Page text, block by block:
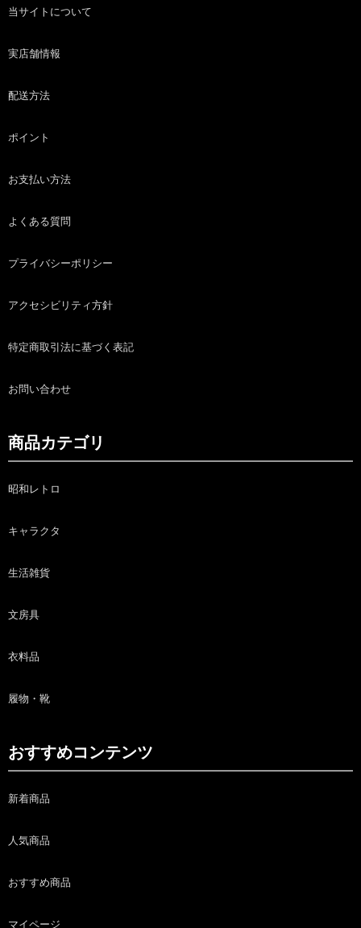
当サイトについて
実店舗情報
配送方法
ポイント
お支払い方法
よくある質問
プライバシーポリシー
アクセシビリティ方針
特定商取引法に基づく表記
お問い合わせ
商品カテゴリ
昭和レトロ
キャラクタ
生活雑貨
文房具
衣料品
履物・靴
おすすめコンテンツ
新着商品
人気商品
おすすめ商品
マイページ